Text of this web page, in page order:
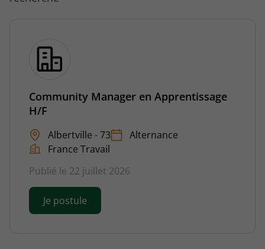
Community Manager en Apprentissage
H/F
Albertville - 73
Alternance
France Travail
Publié le 22 juillet 2026
Je postule